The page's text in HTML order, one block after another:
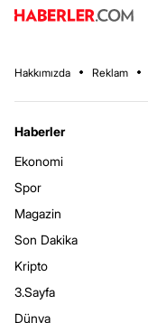
Hakkımızda Reklam
Haberler
Ekonomi
Spor
Magazin
Son Dakika
Kripto
3.Sayfa
Dünya